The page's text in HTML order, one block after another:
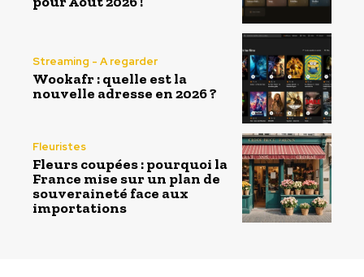
Streaming - A regarder
Wookafr : quelle est la
nouvelle adresse en 2026 ?
Fleuristes
Fleurs coupées : pourquoi la
France mise sur un plan de
souveraineté face aux
importations